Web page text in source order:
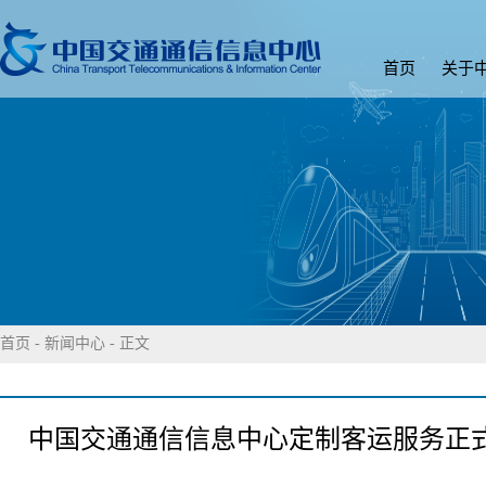
首页 关于
首页 - 新闻中心 - 正文
中国交通通信信息中心定制客运服务正